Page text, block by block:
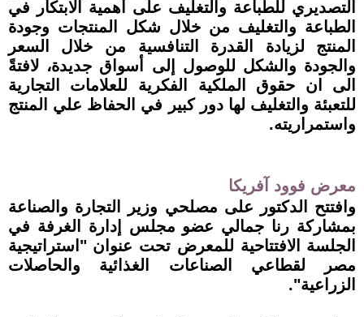
التصديري للطباعة والتغليف على أهمية الابتكار في
الطباعة والتغليف من خلال شكل المنتجات وجودة
المنتج لزيادة القدرة التنافسية من خلال السعر
والجودة والشكل للوصول إلى أسواق جديدة، لافتةً
الى ان حقوق الملكية الفكرية للعلامات التجارية
للتعبئة والتغليف لها دور كبير في الحفاظ علي المنتج
واستمراريته.
معرض فوود آفريكا
وافتتح الدكتور على مصلحي وزير التجارة والصناعة
بمشاركة رنا جمالي عضو مجلس إدارة الغرفة في
الجلسة الافتتاحية للمعرض تحت عنوان "استراتيجية
مصر لقطاعي الصناعات الغذائية والحاصلات
الزراعية".